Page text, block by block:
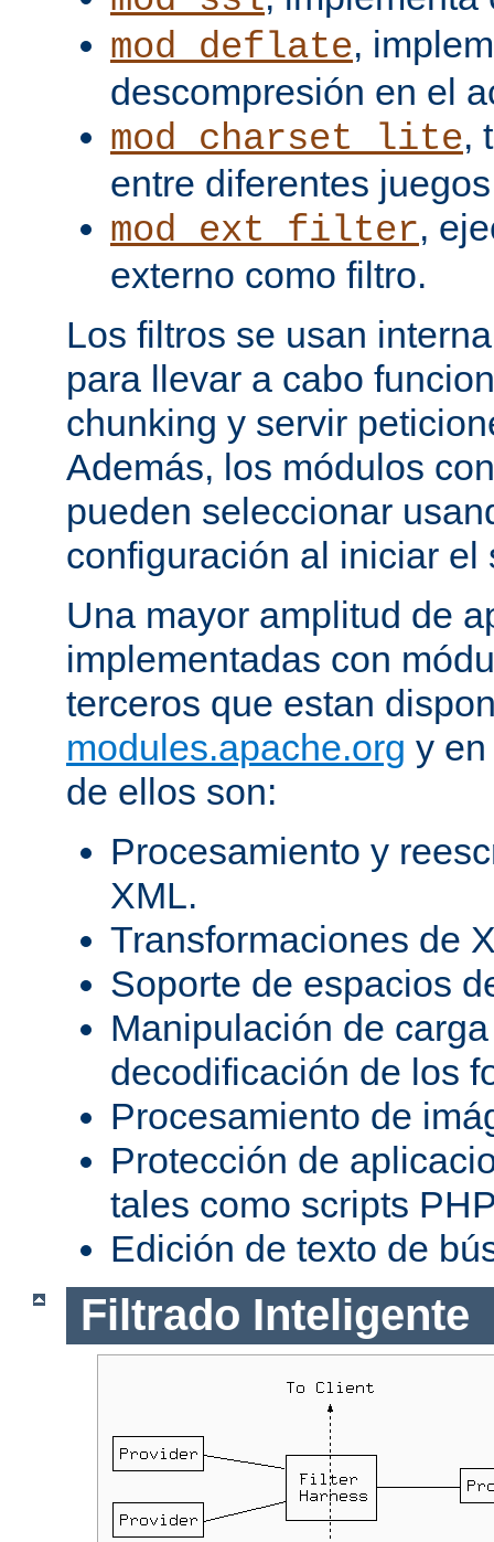
mod_deflate,
descompresión en el
mod_charset_lite,
entre diferentes
mod_ext_filter,
externo como filtro.
Los filtros se usan
para llevar a cabo
chunking y servir
Además, los módulos
pueden seleccionar
configuración al iniciar el
Una mayor amplitud de
implementadas con
terceros que estan
modules.apache.org y
de ellos son:
Procesamiento y
XML.
Transformaciones de
Soporte de espacios
Manipulación de
decodificación de los
Procesamiento de
Protección de
tales como scripts
Edición de texto de
Filtrado Inteligente